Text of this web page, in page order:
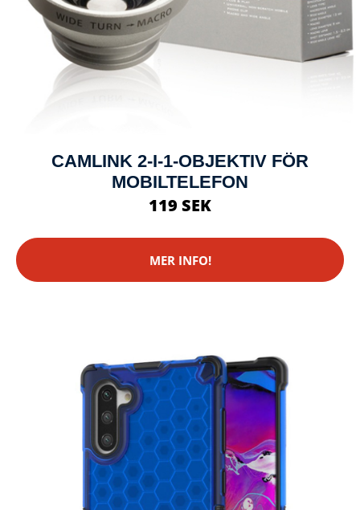
CAMLINK 2-I-1-OBJEKTIV FÖR
MOBILTELEFON
119 SEK
MER INFO!